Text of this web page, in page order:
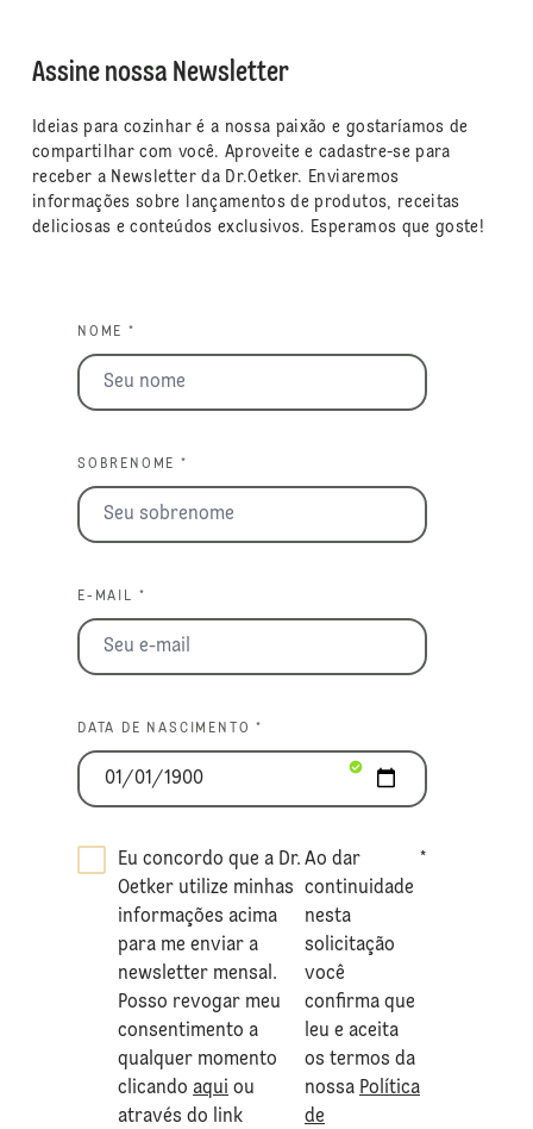
Assine nossa Newsletter
Ideias para cozinhar é a nossa paixão e gostaríamos de
compartilhar com você. Aproveite e cadastre-se para
receber a Newsletter da Dr.Oetker. Enviaremos
informações sobre lançamentos de produtos, receitas
deliciosas e conteúdos exclusivos. Esperamos que goste!
NOME *
SOBRENOME *
E-MAIL *
DATA DE NASCIMENTO *
Eu concordo que a Dr.
Oetker utilize minhas
informações acima
para me enviar a
newsletter mensal.
Posso revogar meu
consentimento a
qualquer momento
clicando aqui ou
através do link
Ao dar
continuidade
nesta
solicitação
você
confirma que
leu e aceita
os termos da
nossa Política
de
*